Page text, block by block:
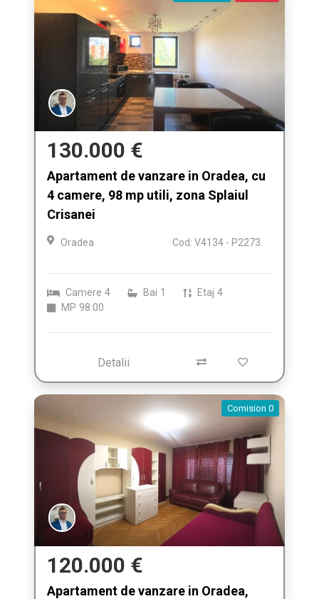
130.000 €
Apartament de vanzare in Oradea, cu
4 camere, 98 mp utili, zona Splaiul
Crisanei
Oradea Cod: V4134 - P2273
Camere 4 Bai 1 Etaj 4
MP 98.00
Detalii
Comision 0
120.000 €
Apartament de vanzare in Oradea,